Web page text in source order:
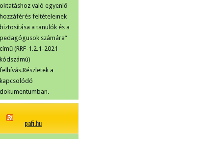
oktatáshoz való egyenlő
hozzáférés feltételeinek
biztosítása a tanulók és a
pedagógusok számára”
című (RRF-1.2.1-2021
kódszámú)
felhívás.Részletek a
kapcsolódó
dokumentumban.
pafi.hu